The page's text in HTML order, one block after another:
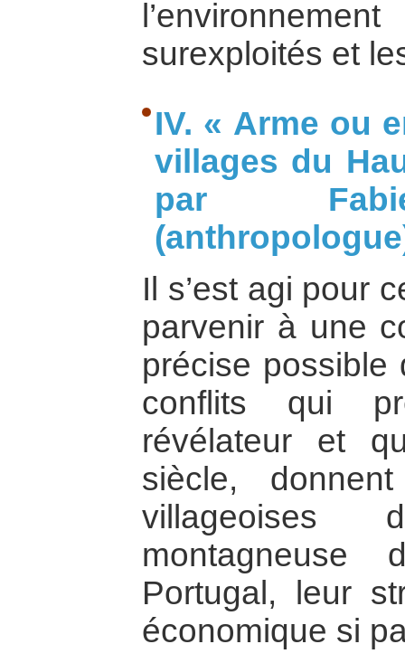
surexploités et
IV. « Arme ou
villages du
par
Il s’est agi pour
parvenir à une
précise possible
conflits qui
révélateur et
siècle,
montagneuse
Portugal, leur
économique si